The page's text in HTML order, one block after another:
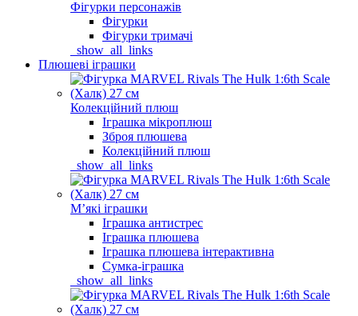
Фігурки персонажів
Фігурки
Фігурки тримачі
_show_all_links
Плюшеві іграшки
Колекційний плюш
Іграшка мікроплюш
Зброя плюшева
Колекційний плюш
_show_all_links
Мʼякі іграшки
Іграшка антистрес
Іграшка плюшева
Іграшка плюшева інтерактивна
Сумка-іграшка
_show_all_links